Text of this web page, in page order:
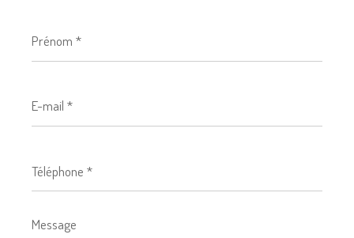
*
mail
*
*
Message
*